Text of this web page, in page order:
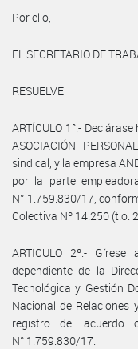
Por ello,
EL SECRETARIO DE
RESUELVE:
ARTÍCULO 1°.-
ASOCIACIÓN
sindical, y la empresa
por la parte
N° 1.759.830/17,
Colectiva Nº 14.250 (t.o.
ARTICULO 2º.-
dependiente de la
Tecnológica y Gestión
Nacional de Relaciones
registro del acuerdo
N° 1.759.830/17.